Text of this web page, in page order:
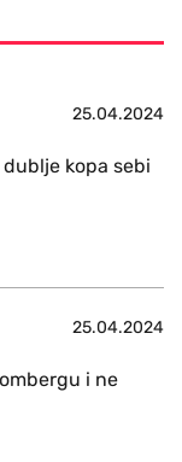
25.04.2024
kopa sebi
25.04.2024
i ne